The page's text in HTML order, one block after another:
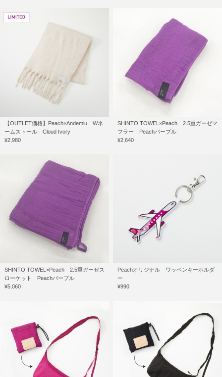
【OUTLET価格】Peach×Andemiu Wネ
ームストール Cloud Ivory
¥2,980
SHINTO TOWEL×Peach 2.5重ガーゼマ
フラー Peachパープル
¥2,640
SHINTO TOWEL×Peach 2.5重ガーゼス
ローケット Peachパープル
¥5,060
Peachオリジナル ワッペンキーホルダ
ー
¥990